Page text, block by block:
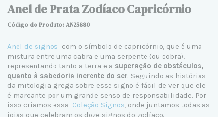
Anel de Prata Zodíaco Capricórnio
Código do Produto: AN25880
Anel de signos com o símbolo de capricórnio, que é uma
mistura entre uma cabra e uma serpente (ou cobra),
representando tanto a terra e a superação de obstáculos,
quanto à sabedoria inerente do ser. Seguindo as histórias
da mitologia grega sobre esse signo é fácil de ver que ele
é marcante por um grande senso de responsabilidade. Por
isso criamos essa Coleção Signos, onde juntamos todas as
joias que celebram os doze signos do zodíaco.